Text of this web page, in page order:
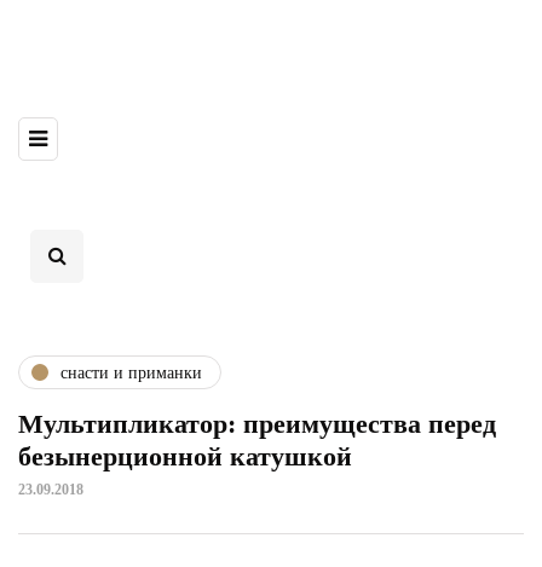
снасти и приманки
Мультипликатор: преимущества перед
безынерционной катушкой
23.09.2018